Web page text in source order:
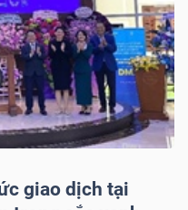
giao dịch tại